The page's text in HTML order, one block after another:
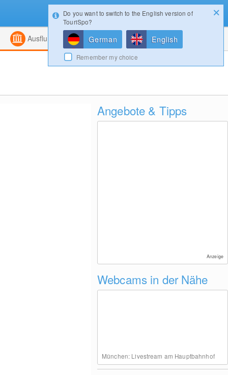
Kombiniert
Ausflugsziele Magazin
Angebote & Tipps
Anzeige
Webcams in der Nähe
München: Livestream am Hauptbahnhof
Login
Do you want to switch to the English version of
TouriSpo?
German English
Remember my choice
Konfigurator Gewinnspiele